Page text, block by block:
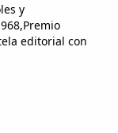
y
editorial con